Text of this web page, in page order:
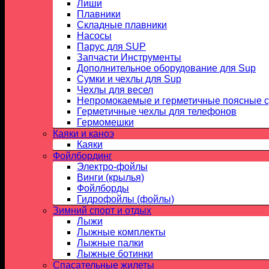
Лиши
Плавники
Складные плавники
Насосы
Парус для SUP
Запчасти Инструменты
Дополнительное оборудование для Sup
Сумки и чехлы для Sup
Чехлы для весел
Непромокаемые и герметичные поясные
Герметичные чехлы для телефонов
Гермомешки
Каяки и каноэ
Каяки
Фойлбординг
Электро-фойлы
Винги (крылья)
Фойлборды
Гидрофойлы (фойлы)
Зимний спорт и отдых
Лыжи
Лыжные комплекты
Лыжные палки
Лыжные ботинки
Спасательные жилеты